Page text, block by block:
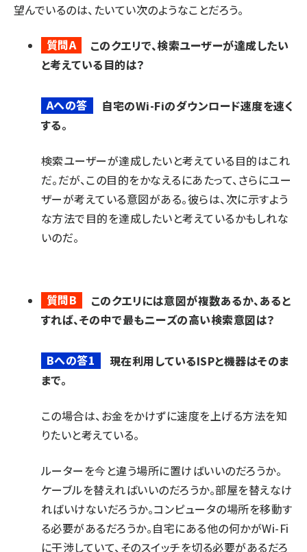
望んでいるのは、たいてい次のようなことだろう。
質問A
このクエリで、検索ユーザーが達成したい
と考えている目的は？
Aへの答
自宅のWi-Fiのダウンロード速度を速く
する。
検索ユーザーが達成したいと考えている目的はこれ
だ。だが、この目的をかなえるにあたって、さらにユー
ザーが考えている意図がある。彼らは、次に示すよう
な方法で目的を達成したいと考えているかもしれな
いのだ。
質問B
このクエリには意図が複数あるか、あると
すれば、その中で最もニーズの高い検索意図は？
Bへの答1
現在利用しているISPと機器はそのま
まで。
この場合は、お金をかけずに速度を上げる方法を知
りたいと考えている。
ルーターを今と違う場所に置けばいいのだろうか。
ケーブルを替えればいいのだろうか。部屋を替えなけ
ればいけないだろうか。コンピュータの場所を移動す
る必要があるだろうか。自宅にある他の何かがWi-Fi
に干渉していて、そのスイッチを切る必要があるだろ